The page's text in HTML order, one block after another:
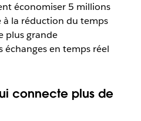
économiser 5 millions
à la réduction du temps
plus grande
en temps réel
connecte plus de